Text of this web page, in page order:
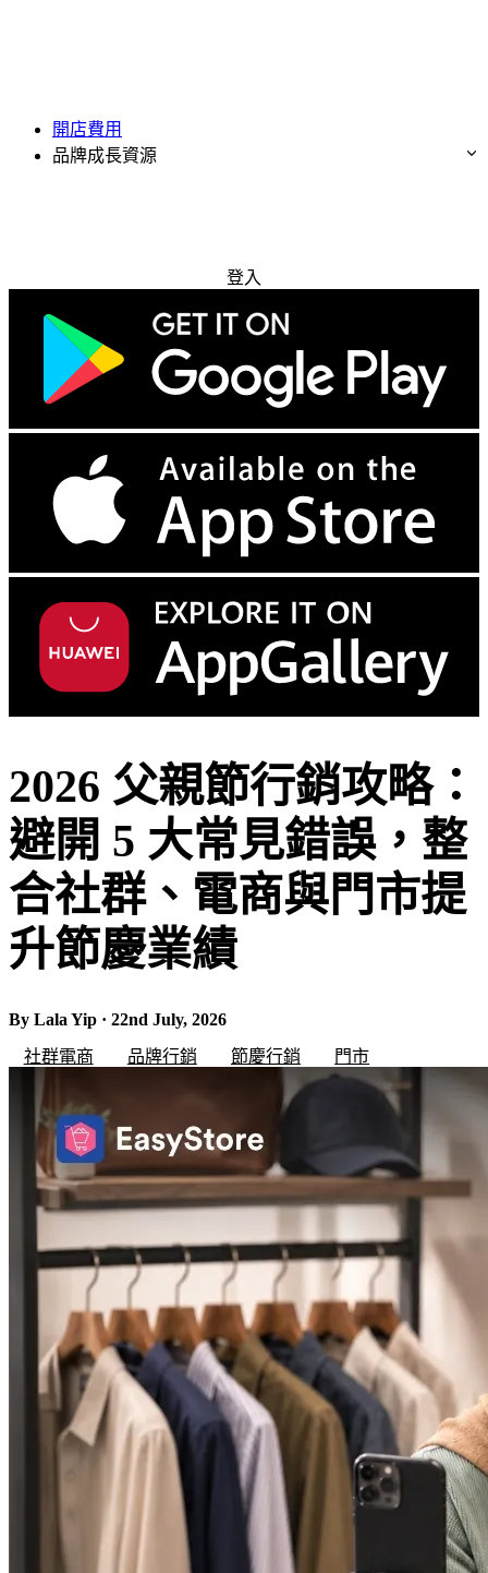
開店費用
品牌成長資源
登入
2026 父親節行銷攻略：
避開 5 大常見錯誤，整
合社群、電商與門市提
升節慶業績
By Lala Yip · 22nd July, 2026
社群電商
品牌行銷 節慶行銷 門市